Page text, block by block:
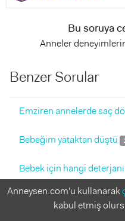
Bu soruya
Anneler
Benzer Sorular
Emziren annelerde saç
Bebeğim yataktan düştü
Bebek için hangi
Anneanne ile ne kadar
10 aylık bebeğimle
Anneysen.com'u kullanarak
kabul etmiş